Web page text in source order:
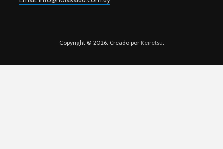
Copyright © 2026. Creado porKeiretsu.